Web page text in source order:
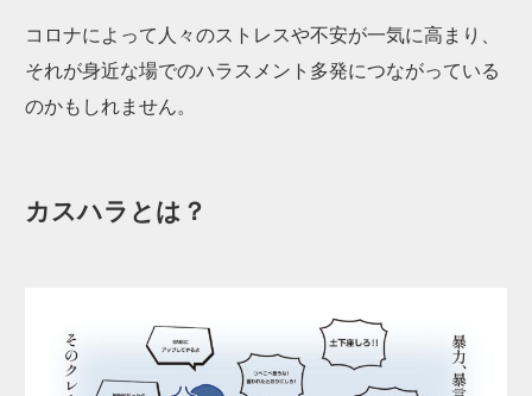
コロナによって人々のストレスや不安が一気に高まり、
それが身近な場でのハラスメント多発につながっている
のかもしれません。
カスハラとは？